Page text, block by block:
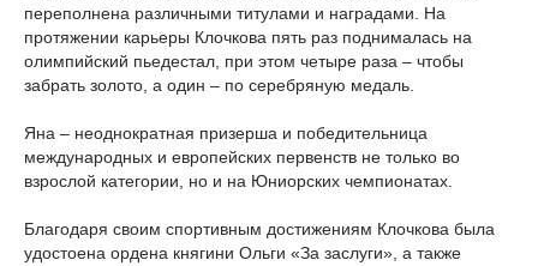
переполнена различными титулами и наградами. На
протяжении карьеры Клочкова пять раз поднималась на
олимпийский пьедестал, при этом четыре раза – чтобы
забрать золото, а один – по серебряную медаль.
Яна – неоднократная призерша и победительница
международных и европейских первенств не только во
взрослой категории, но и на Юниорских чемпионатах.
Благодаря своим спортивным достижениям Клочкова была
удостоена ордена княгини Ольги «За заслуги», а также